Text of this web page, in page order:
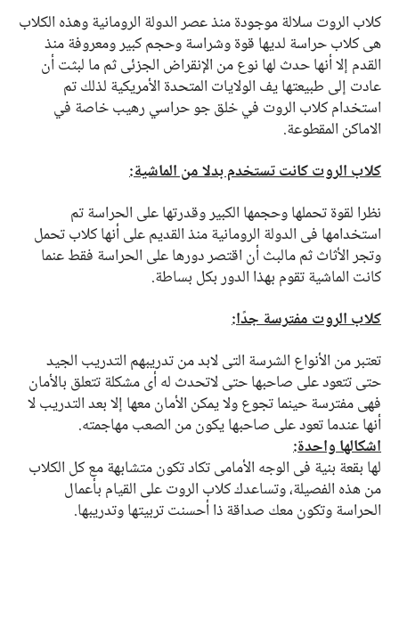
كلاب الروت سلالة موجودة منذ عصر الدولة الرومانية وهذه الكلاب
هي كلاب حراسة لديها قوة وشراسة وحجم كبير ومعروفة منذ
القدم إلا أنها حدث لها نوع من الإنقراض الجزئي ثم ما لبثت أن
عادت إلى طبيعتها يف الولايات المتحدة الأمريكية لذلك تم
استخدام كلاب الروت في خلق جو حراسي رهيب خاصة في
الاماكن المقطوعة.
كلاب الروت كانت تستخدم بدلا من الماشية:
نظرا لقوة تحملها وحجمها الكبير وقدرتها على الحراسة تم
استخدامها في الدولة الرومانية منذ القديم على أنها كلاب تحمل
وتجر الأثاث ثم مالبث أن اقتصر دورها على الحراسة فقط عنما
كانت الماشية تقوم بهذا الدور بكل بساطة.
كلاب الروت مفترسة جدًا:
تعتبر من الأنواع الشرسة التي لابد من تدريبهم التدريب الجيد
حتى تتعود على صاحبها حتى لاتحدث له أى مشكلة تتعلق بالأمان
فهي مفترسة حينما تجوع ولا يمكن الأمان معها إلا بعد التدريب لا
أنها عندما تعود على صاحبها يكون من الصعب مهاجمته.
اشكالها واحدة:
لها بقعة بنية في الوجه الأمامي تكاد تكون متشابهة مع كل الكلاب
من هذه الفصيلة، وتساعدك كلاب الروت على القيام بأعمال
الحراسة وتكون معك صداقة ذا أحسنت تربيتها وتدريبها.